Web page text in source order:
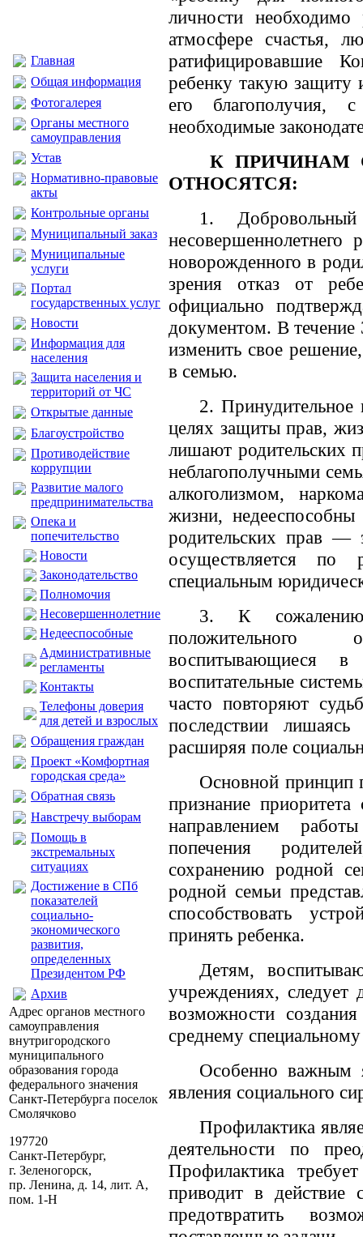
Главная
Общая информация
Фотогалерея
Органы местного
самоуправления
Устав
Нормативно-правовые
акты
Контрольные органы
Муниципальный заказ
Муниципальные
услуги
Портал
государственных услуг
Новости
Информация для
населения
Защита населения и
территорий от ЧС
Открытые данные
Благоустройство
Противодействие
коррупции
Развитие малого
предпринимательства
Опека и
попечительство
Новости
Законодательство
Полномочия
Несовершеннолетние
Недееспособные
Административные
регламенты
Контакты
Телефоны доверия
для детей и взрослых
Обращения граждан
Проект «Комфортная
городская среда»
Обратная связь
Навстречу выборам
Помощь в
экстремальных
ситуациях
Достижение в СПб
показателей
социально-
экономического
развития,
определенных
Президентом РФ
Архив
Адрес органов местного
самоуправления
внутригородского
муниципального
образования города
федерального значения
Санкт-Петербурга поселок
Смолячково
197720
Санкт-Петербург,
г. Зеленогорск,
пр. Ленина, д. 14, лит. А,
пом. 1-Н
личности
атмосфере счастья,
ратифицировавшие
ребенку такую защиту
его
необходимые
К ПРИЧИНАМ
ОТНОСЯТСЯ:
1.
несовершеннолетнего
новорожденного в
зрения отказ от
официально
документом. В течение
изменить свое
в семью.
2. Принудительное
целях защиты прав,
лишают родительских
неблагополучными
алкоголизмом,
жизни,
родительских прав —
осуществляется
специальным
3. К
воспитывающиеся в
воспитательные
часто повторяют
последствии
расширяя поле
Основной принцип
признание
направлением
попечения
сохранению родной
родной семьи
способствовать
принять ребенка.
Детям,
учреждениях, следует
возможности
среднему
Особенно важным
явления социального
Профилактика
деятельности по
Профилактика
приводит в действие
предотвратить